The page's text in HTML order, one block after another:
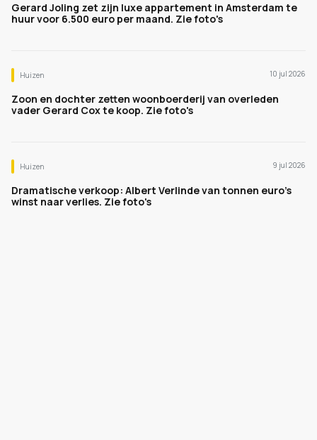
Gerard Joling zet zijn luxe appartement in Amsterdam te
huur voor 6.500 euro per maand. Zie foto's
Huizen 10 jul 2026
Zoon en dochter zetten woonboerderij van overleden
vader Gerard Cox te koop. Zie foto's
Huizen 9 jul 2026
Dramatische verkoop: Albert Verlinde van tonnen euro's
winst naar verlies. Zie foto's